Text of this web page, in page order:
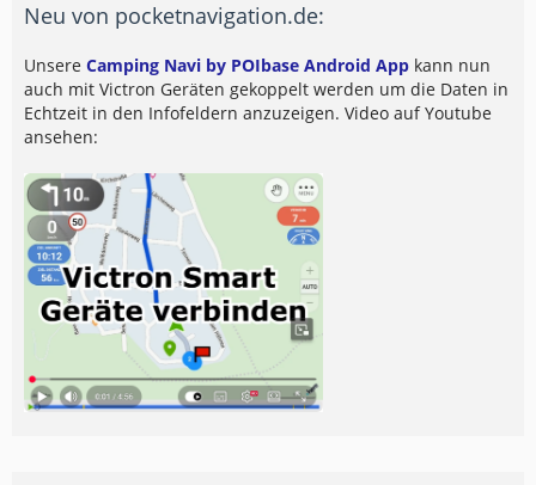
Neu von pocketnavigation.de:
Unsere Camping Navi by POIbase Android App kann nun
auch mit Victron Geräten gekoppelt werden um die Daten in
Echtzeit in den Infofeldern anzuzeigen. Video auf Youtube
ansehen: